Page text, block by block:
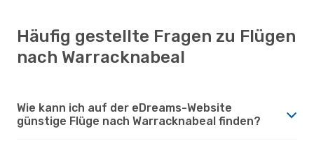
Häufig gestellte Fragen zu Flügen
nach Warracknabeal
Wie kann ich auf der eDreams-Website
günstige Flüge nach Warracknabeal finden?